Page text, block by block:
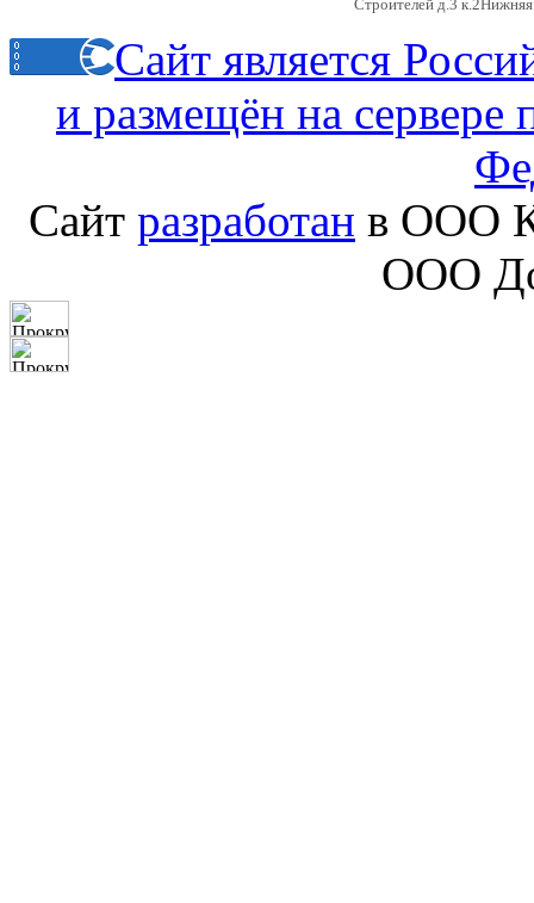
Строителей д.3 к.2Нижняя
Сайт является
и размещён на
Сайт разработан в ООО
ООО